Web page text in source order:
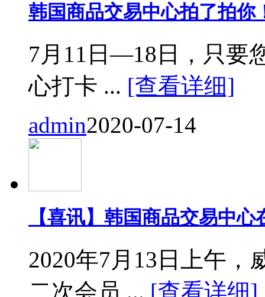
韩国商品交易中心拍了拍你
7月11日—18日，只要
心打卡 ... [查看详细]
admin2020-07-14
【喜讯】韩国商品交易中
2020年7月13日上午，
二次会员 ... [查看详细]